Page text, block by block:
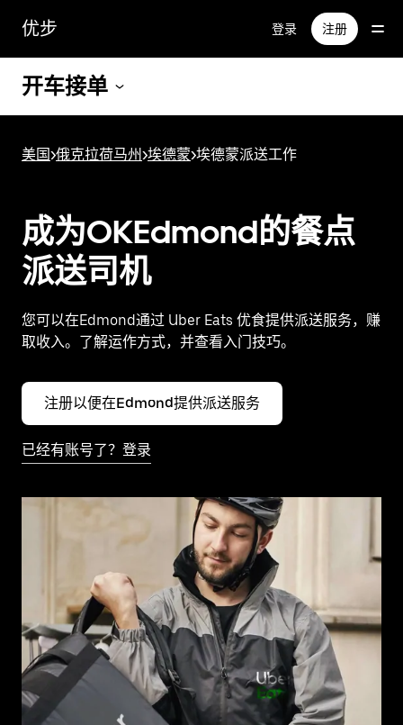
容
优步 登录 注册
开车接单
美国>俄克拉荷马州>埃德蒙>埃德蒙派送工作
成为OKEdmond的餐点
派送司机
您可以在Edmond通过 Uber Eats 优食提供派送服务，赚
取收入。了解运作方式，并查看入门技巧。
注册以便在Edmond提供派送服务
已经有账号了？登录